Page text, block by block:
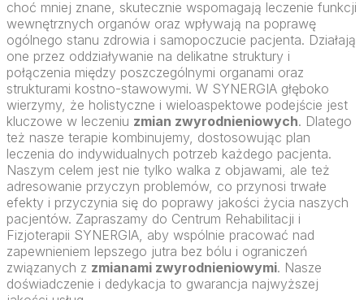
choć mniej znane, skutecznie wspomagają leczenie funkcji
wewnętrznych organów oraz wpływają na poprawę
ogólnego stanu zdrowia i samopoczucie pacjenta. Działają
one przez oddziaływanie na delikatne struktury i
połączenia między poszczególnymi organami oraz
strukturami kostno-stawowymi. W SYNERGIA głęboko
wierzymy, że holistyczne i wieloaspektowe podejście jest
kluczowe w leczeniu zmian zwyrodnieniowych. Dlatego
też nasze terapie kombinujemy, dostosowując plan
leczenia do indywidualnych potrzeb każdego pacjenta.
Naszym celem jest nie tylko walka z objawami, ale też
adresowanie przyczyn problemów, co przynosi trwałe
efekty i przyczynia się do poprawy jakości życia naszych
pacjentów. Zapraszamy do Centrum Rehabilitacji i
Fizjoterapii SYNERGIA, aby wspólnie pracować nad
zapewnieniem lepszego jutra bez bólu i ograniczeń
związanych z zmianami zwyrodnieniowymi. Nasze
doświadczenie i dedykacja to gwarancja najwyższej